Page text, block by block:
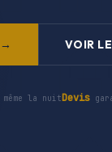
VOIR
même la nuitDevis